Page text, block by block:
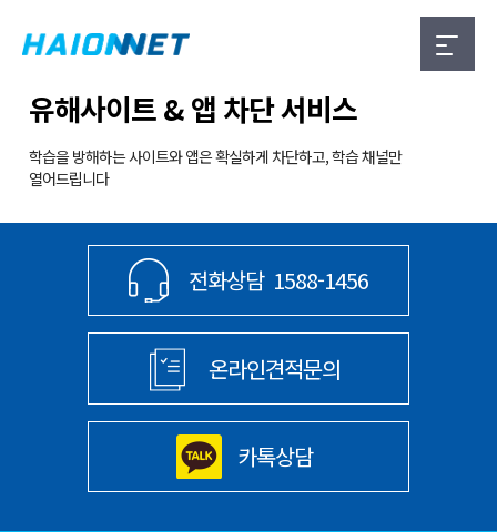
유해사이트 & 앱 차단 서비스
학습을 방해하는 사이트와 앱은 확실하게 차단하고, 학습 채널만
열어드립니다
전화상담 1588-1456
온라인견적문의
카톡상담